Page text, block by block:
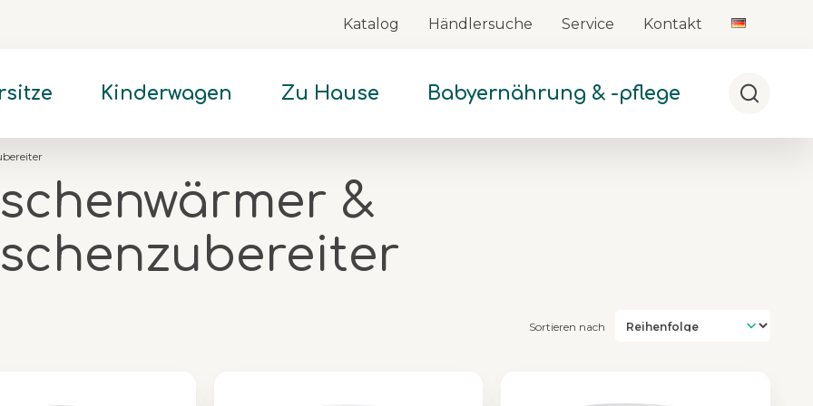
Katalog Händlersuche Service
Kontakt
Kinderwagen Zu Hause Babyernährung & -pflege Suche
&
Sortieren nach